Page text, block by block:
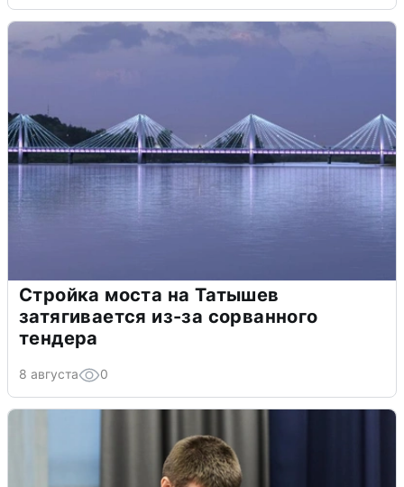
Стройка моста на Татышев
затягивается из-за сорванного
тендера
8 августа 0